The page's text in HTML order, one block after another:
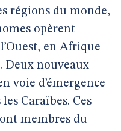
régions du monde,
opèrent
en Afrique
Deux nouveaux
voie d’émergence
Caraïbes. Ces
membres du